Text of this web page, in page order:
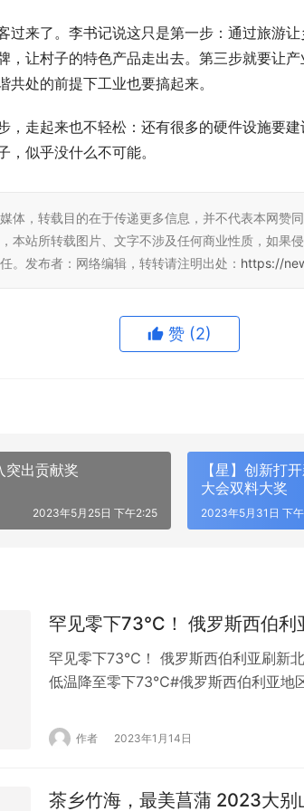
过来了。李书记说这只是第一步：通过旅游
，让村子的特色产品走出去。第三步就要让
处的前提下工业也要搞起来。
，走起来也不轻松：还有很多的硬件设施要
似乎没什么不可能。
体，转载目的在于传递更多信息，并不代表本网赞
本站所转载图片、文字不涉及任何商业性质，如果
。发布者：网络编辑，转转请注明出处： https://
赞 (2)
突出贡献奖
2023年5月25日 下午2:25
【星】创新打
大会双料大奖
2023年5月31日 下
罕见零下73℃！ 俄罗斯西伯利
罕见零下73℃！ 俄罗斯西伯利亚刷新
低温降至零下73℃#俄罗斯西伯利亚地
被称为“世界之寒”的奥伊米亚康的气温
作者 2023年1月14日
茶乡竹海，最美菖蒲 2023大